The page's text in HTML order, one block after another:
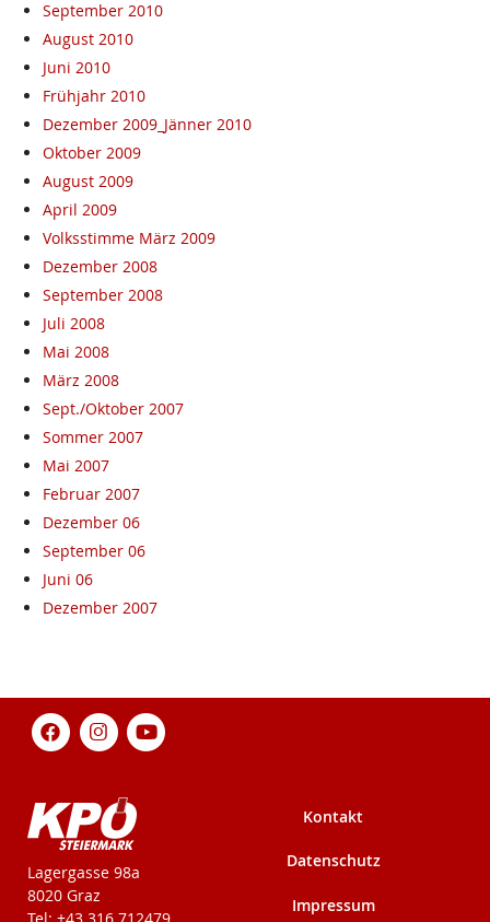
September 2010
August 2010
Juni 2010
Frühjahr 2010
Dezember 2009_Jänner 2010
Oktober 2009
August 2009
April 2009
Volksstimme März 2009
Dezember 2008
September 2008
Juli 2008
Mai 2008
März 2008
Sept./Oktober 2007
Sommer 2007
Mai 2007
Februar 2007
Dezember 06
September 06
Juni 06
Dezember 2007
KPÖ-Steiermark
Lagergasse 98a
8020 Graz
Kontakt
Datenschutz
Impressum